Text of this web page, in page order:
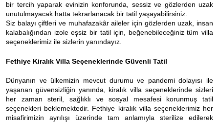
bir tercih yaparak evinizin konforunda, sessiz ve gözlerden uzak
unutulmayacak hatta tekrarlanacak bir tatil yaşayabilirsiniz.
Siz balayı çiftleri ve muhafazakâr aileler için gözlerden uzak, insan
kalabalığından izole eşsiz bir tatil için, beğenebileceğiniz tüm villa
seçeneklerimiz ile sizlerin yanındayız.
Fethiye Kiralık Villa Seçeneklerinde Güvenli Tatil
Dünyanın ve ülkemizin mevcut durumu ve pandemi dolayısı ile
yaşanan güvensizliğin yanında, kiralık villa seçeneklerinde sizleri
her zaman steril, sağlıklı ve sosyal mesafesi korunmuş tatil
seçenekleri beklemektedir. Fethiye kiralık villa seçeneklerimiz her
misafirimizin ayrılışı üzerinde tam anlamıyla sterilize edilerek